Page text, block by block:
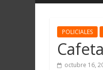
de
Noticias
del
Perú,
Mundo
POLICIALES
octubre 16,